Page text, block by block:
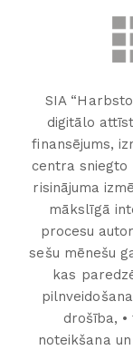
SIA
digitālo
finansējums,
centra
risinājuma
mākslīgā
procesu
sešu mēnešu
kas
drošība,
noteikšana